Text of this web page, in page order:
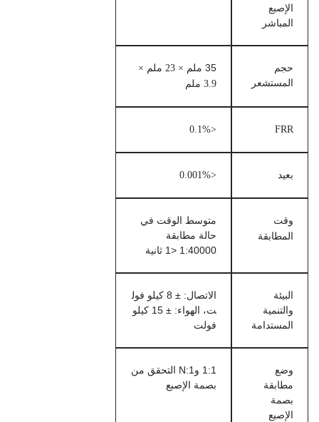
الإصبع
المباشر
حجم
المستشعر
35 ملم
× 23 ملم ×
3.9 ملم
FRR
<0.1%
بعيد <0.001%
وقت
المطابقة
متوسط الوقت في
حالة مطابقة
1:40000 <1 ثانية
البيئة
والتنمية
المستدامة
الاتصال: ± 8 كيلو فول
ت، الهواء: ± 15 كيلو
فولت
وضع
مطابقة
بصمة
الإصبع
1:1 و1:N التحقق من
بصمة الإصبع